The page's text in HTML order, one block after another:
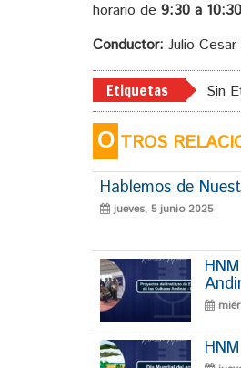
horario de 9:30 a
Conductor: Julio
Etiquetas Sin
O TROS
Hablemos de
jueves, 5 junio 2025